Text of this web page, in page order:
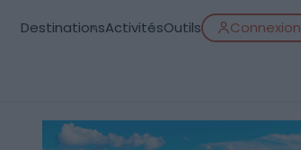
DestinationsActivitésOutils Connexion